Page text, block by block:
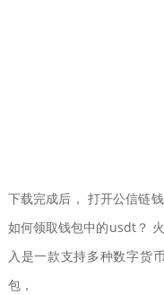
下载完成后， 打开公信链
如何领取钱包中的usdt？
入是一款支持多种数字货
包，